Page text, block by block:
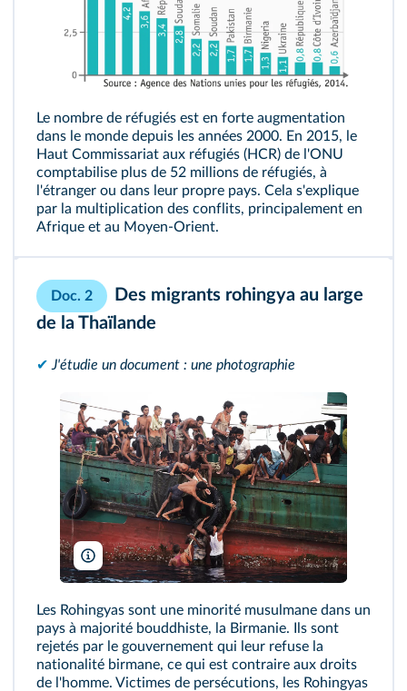
Le nombre de réfugiés est en forte augmentation
dans le monde depuis les années 2000. En 2015, le
Haut Commissariat aux réfugiés (HCR) de l'ONU
comptabilise plus de 52 millions de réfugiés, à
l'étranger ou dans leur propre pays. Cela s'explique
par la multiplication des conflits, principalement en
Afrique et au Moyen-Orient.
Doc. 2
Des migrants rohingya au large
de la Thaïlande
✔ J'étudie un document : une photographie
C. Archambault/AFP
Les Rohingyas sont une minorité musulmane dans un
pays à majorité bouddhiste, la Birmanie. Ils sont
rejetés par le gouvernement qui leur refuse la
nationalité birmane, ce qui est contraire aux droits
de l'homme. Victimes de persécutions, les Rohingyas